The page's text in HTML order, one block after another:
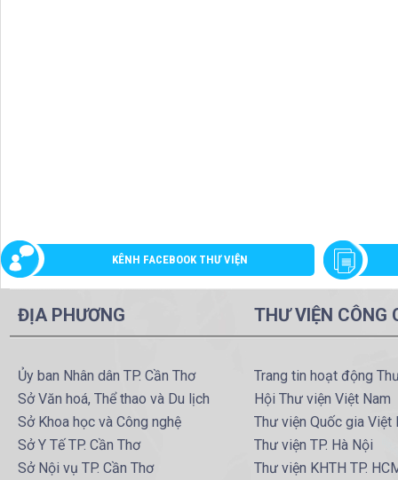
KÊNH FACEBOOK THƯ VIỆN
ĐỊA PHƯƠNG
Ủy ban Nhân dân TP. Cần Thơ
Sở Văn hoá, Thể thao và Du lịch
Sở Khoa học và Công nghệ
Sở Y Tế TP. Cần Thơ
Sở Nội vụ TP. Cần Thơ
THƯ VIỆN CÔNG
Trang tin hoạt động
Hội Thư viện Việt Nam
Thư viện Quốc gia Việt
Thư viện TP. Hà Nội
Thư viện KHTH TP.